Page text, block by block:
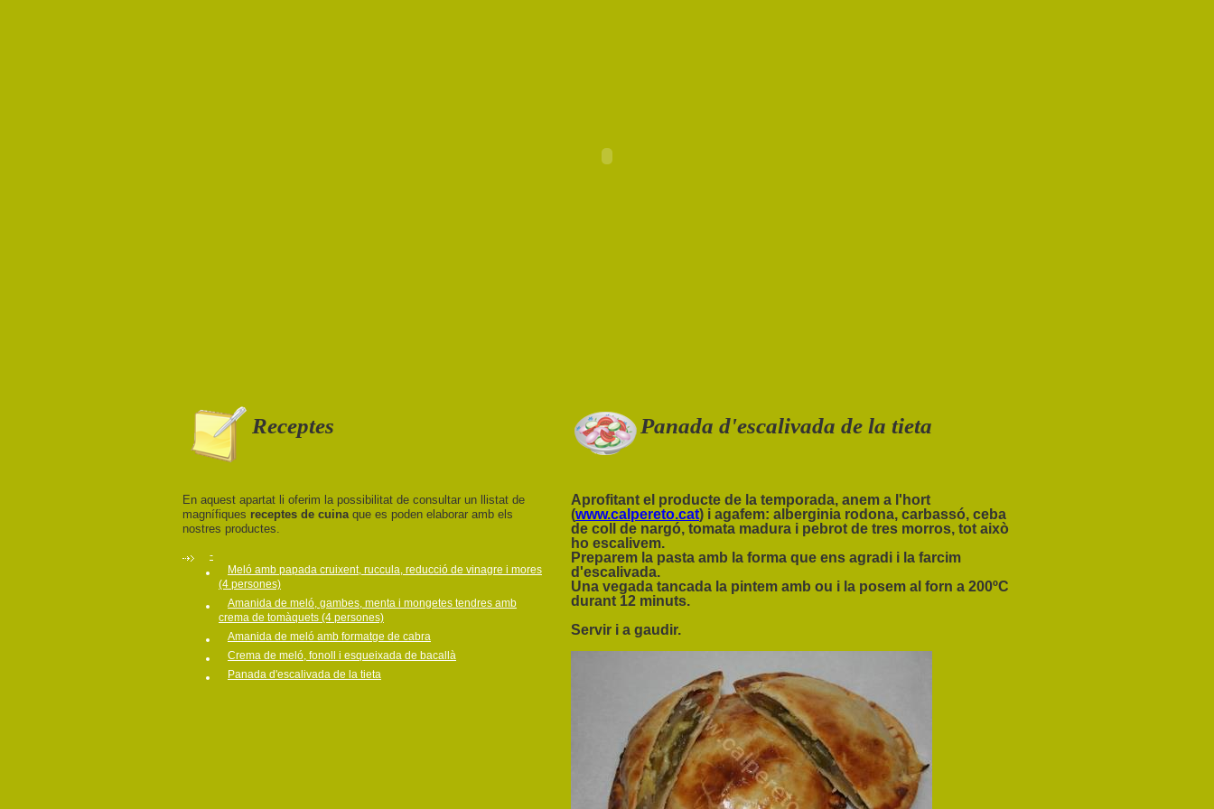
Receptes
En aquest apartat li oferim la possibilitat de consultar un llistat de
magnífiques receptes de cuinaque es poden elaborar amb els
nostres productes.
-
Meló amb papada cruixent, ruccula, reducció de vinagre i mores
(4 persones)
Amanida de meló, gambes, menta i mongetes tendres amb
crema de tomàquets (4 persones)
Amanida de meló amb formatge de cabra
Crema de meló, fonoll i esqueixada de bacallà
Panada d'escalivada de la tieta
Panada d'escalivada de la tieta
Aprofitant el producte de la temporada, anem a l'hort
(www.calpereto.cat) i agafem: alberginia rodona, carbassó, ceba
de coll de nargó, tomata madura i pebrot de tres morros, tot això
ho escalivem.
Preparem la pasta amb la forma que ens agradi i la farcim
d'escalivada.
Una vegada tancada la pintem amb ou i la posem al forn a 200ºC
durant 12 minuts.
Servir i a gaudir.